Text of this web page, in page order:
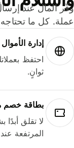
كل ما
إدارة الأموال
احتفظ
ثوانٍ.
بطاقة خصم
لا تقلق أبدًا
المرتفعة عند